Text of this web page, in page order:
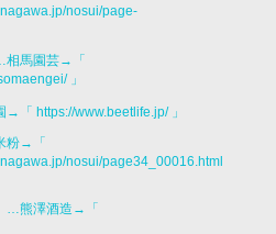
nosui/page-
相馬園芸→「
」
→「 https://www.beetlife.jp/」
粉→「
nosui/page34_00016.html
…熊澤酒造→「